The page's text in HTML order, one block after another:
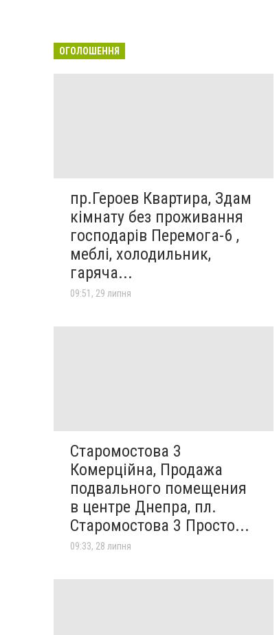
ОГОЛОШЕННЯ
пр.Героев Квартира, Здам
кімнату без проживання
господарів Перемога-6 ,
меблі, холодильник,
гаряча...
09:51, 29 липня
Старомостова 3
Комерційна, Продажа
подвального помещения
в центре Днепра, пл.
Старомостова 3 Просто...
09:33, 28 липня